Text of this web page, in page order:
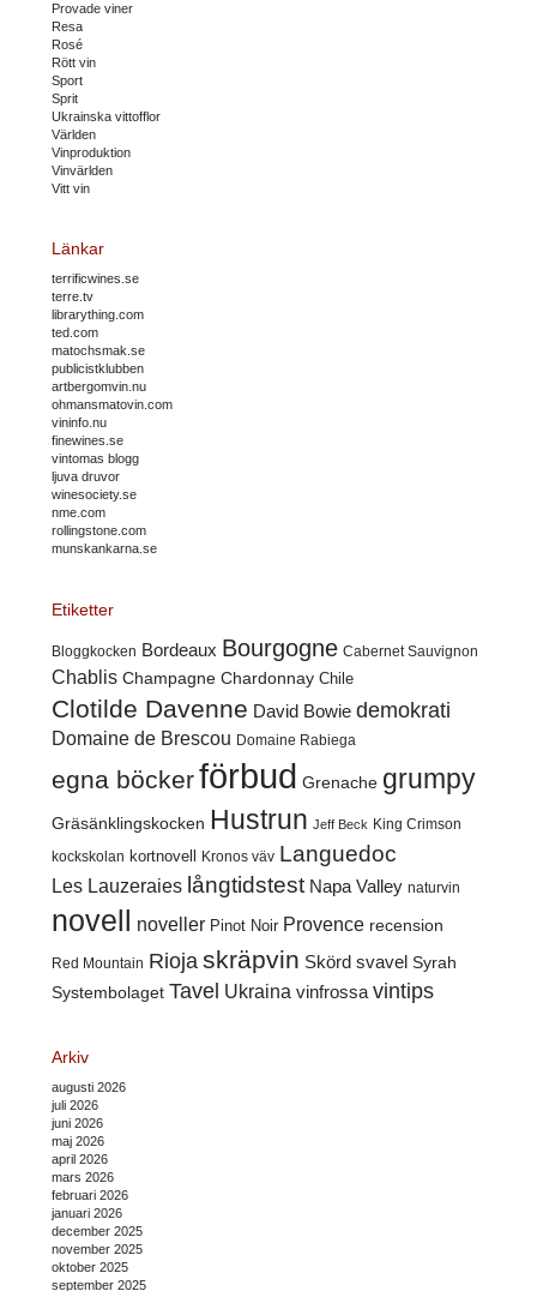
Provade viner
Resa
Rosé
Rött vin
Sport
Sprit
Ukrainska vittofflor
Världen
Vinproduktion
Vinvärlden
Vitt vin
Länkar
terrificwines.se
terre.tv
librarything.com
ted.com
matochsmak.se
publicistklubben
artbergomvin.nu
ohmansmatovin.com
vininfo.nu
finewines.se
vintomas blogg
ljuva druvor
winesociety.se
nme.com
rollingstone.com
munskankarna.se
Etiketter
Bloggkocken Bordeaux Bourgogne Cabernet Sauvignon
Chablis Champagne Chardonnay Chile
Clotilde Davenne David Bowie demokrati
Domaine de Brescou Domaine Rabiega
egna böckerförbud Grenache grumpy
Gräsänklingskocken Hustrun Jeff Beck King Crimson
kockskolan kortnovell Kronos väv Languedoc
Les Lauzeraies långtidstest Napa Valley naturvin
novell noveller Pinot Noir Provence recension
Red Mountain Rioja skräpvin Skörd svavel Syrah
Systembolaget Tavel Ukraina vinfrossa vintips
Arkiv
augusti 2026
juli 2026
juni 2026
maj 2026
april 2026
mars 2026
februari 2026
januari 2026
december 2025
november 2025
oktober 2025
september 2025